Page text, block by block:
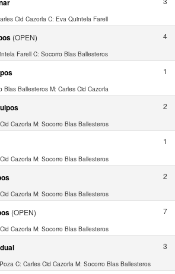
Cid Cazorla C: Eva Quintela Farell
(OPEN) 4
Farell C: Socorro Blas Ballesteros
1
Blas BallesterosM: Carles Cid Cazorla
2
Cazorla M: Socorro Blas Ballesteros
1
Cazorla M: Socorro Blas Ballesteros
2
Cazorla M: Socorro Blas Ballesteros
(OPEN) 7
Cazorla M: Socorro Blas Ballesteros
3
C: Carles Cid Cazorla M: Socorro Blas Ballesteros